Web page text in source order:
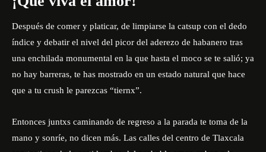
Después de comer y platicar, de limpiarse la catsup con el dedo
índice y debatir el nivel del picor del aderezo de habanero tras
una enchilada monumental en la que hasta el moco se te salió; ya
no hay barreras, te has mostrado en un estado natural que hace
que a tu crush le parezcas “tiernx”.
Entonces juntxs caminando de regreso a la parada te toma de la
mano y sonríe, no dicen más. Las calles del centro de Tlaxcala